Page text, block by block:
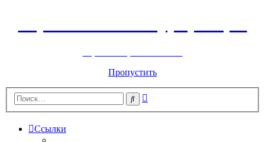
Пропустить
Поиск
Ссылки